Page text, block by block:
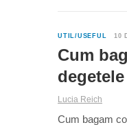
UTIL/USEFUL 10
Cum
Lucia Reich
Cum bagam